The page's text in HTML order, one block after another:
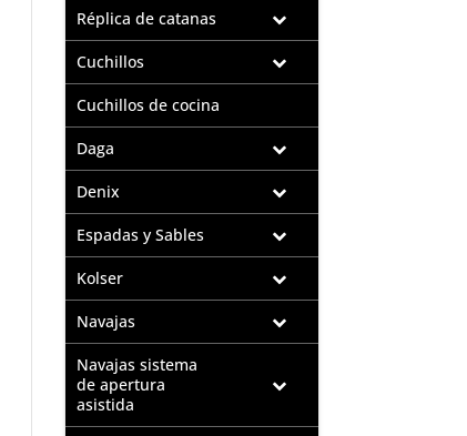
Réplica de catanas
Cuchillos
Cuchillos de cocina
Daga
Denix
Espadas y Sables
Kolser
Navajas
Navajas sistema
de apertura
asistida